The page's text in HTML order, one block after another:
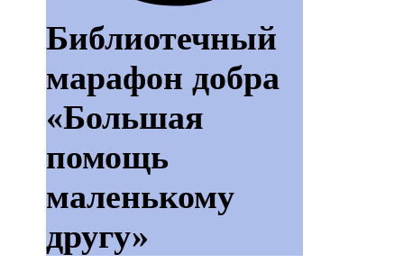
Библиотечный
марафон добра
«Большая
помощь
маленькому
другу»